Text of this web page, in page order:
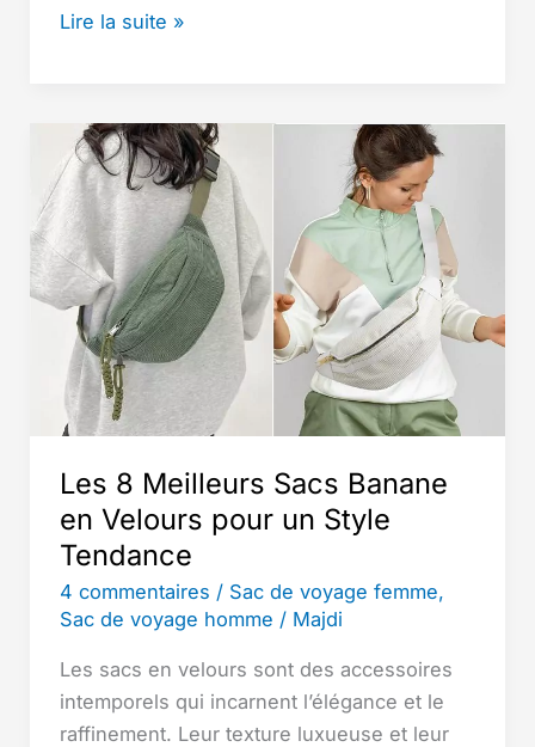
KUNKUN
Femme
Chic
Petit
Sac
A
Main
Femmes
Bandoulieres
Cuir
Végétalien
Lire la suite »
Les 8 Meilleurs Sacs Banane
en Velours pour un Style
Tendance
4 commentaires / Sac de voyage femme,
Sac de voyage homme / Majdi
Les sacs en velours sont des accessoires
intemporels qui incarnent l’élégance et le
raffinement. Leur texture luxueuse et leur